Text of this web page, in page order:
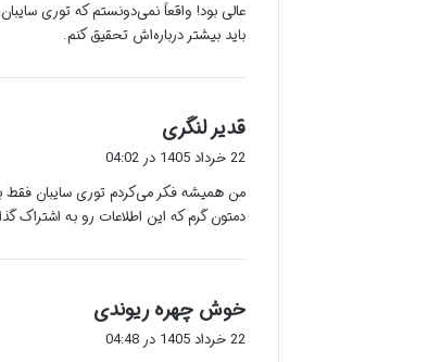
:
عالی بود! واقعاً نمی‌دونستم که توری
باید بیشتر درباره‌اش تحقیق کنم.
قدیر لنگری
ف
:
22 خرداد 1405 در 04:02
من همیشه فکر می‌کردم توری سایبان فقط
دمتون گرم که این اطلاعات رو به اشتراک
خوش چهره ریوندی
22 خرداد 1405 در 04:48